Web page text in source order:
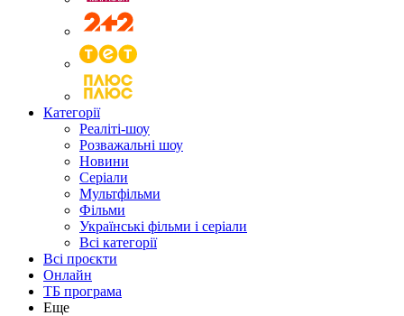
Категорії
Реаліті-шоу
Розважальні шоу
Новини
Серіали
Мультфільми
Фільми
Українські фільми і серіали
Всі категорії
Всі проєкти
Онлайн
ТБ програма
Еще